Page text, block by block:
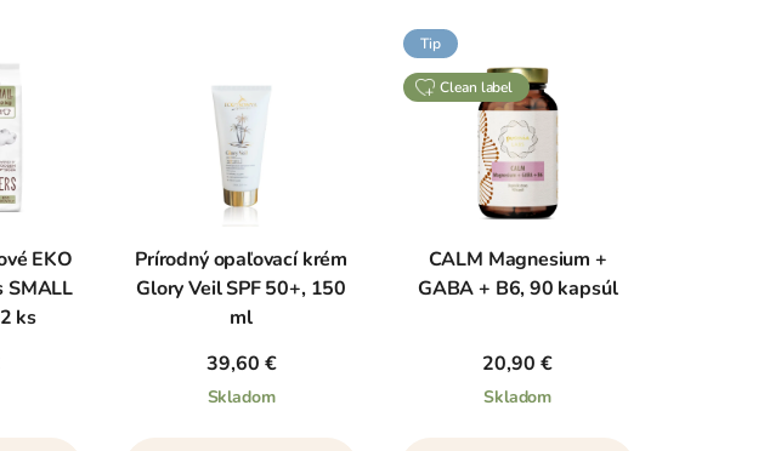
EKO
SMALL
ks
Prírodný opaľovací krém
Glory Veil SPF 50+, 150
ml
39,60 €
Skladom
Tip
clean label
CALM Magnesium +
GABA + B6, 90 kapsúl
20,90 €
Skladom